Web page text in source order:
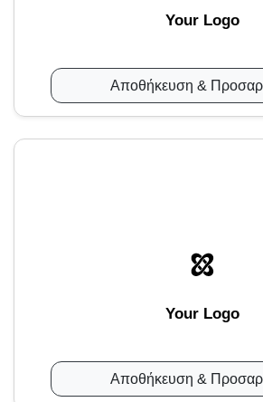
Your Logo
Αποθήκευση &
Your Logo
Αποθήκευση &